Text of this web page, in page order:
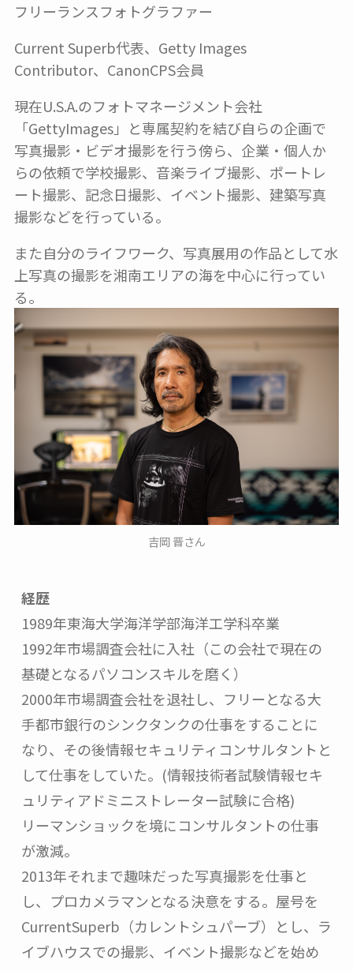
フリーランスフォトグラファー
Current Superb代表、Getty Images
Contributor、CanonCPS会員
現在U.S.A.のフォトマネージメント会社
「GettyImages」と専属契約を結び自らの企画で
写真撮影・ビデオ撮影を行う傍ら、企業・個人か
らの依頼で学校撮影、音楽ライブ撮影、ポートレ
ート撮影、記念日撮影、イベント撮影、建築写真
撮影などを行っている。
また自分のライフワーク、写真展用の作品として水
上写真の撮影を湘南エリアの海を中心に行ってい
る。
吉岡 晋さん
経歴
1989年東海大学海洋学部海洋工学科卒業
1992年市場調査会社に入社（この会社で現在の
基礎となるパソコンスキルを磨く）
2000年市場調査会社を退社し、フリーとなる大
手都市銀行のシンクタンクの仕事をすることに
なり、その後情報セキュリティコンサルタントと
して仕事をしていた。(情報技術者試験情報セキ
ュリティアドミニストレーター試験に合格)
リーマンショックを境にコンサルタントの仕事
が激減。
2013年それまで趣味だった写真撮影を仕事と
し、プロカメラマンとなる決意をする。屋号を
CurrentSuperb（カレントシュパーブ）とし、ラ
イブハウスでの撮影、イベント撮影などを始め